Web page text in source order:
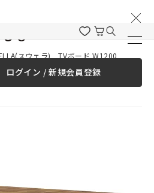
る配送遅延と停止について
ログイン / 新規会員登録
スウェラ) TVボード W1200
入する